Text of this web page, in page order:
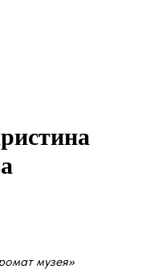
музея»